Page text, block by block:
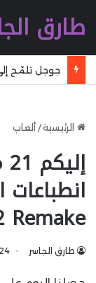
طارق
الرئيسية/ ألعاب
انطباعات
طارق الجاسر